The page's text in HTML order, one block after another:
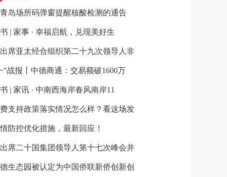
岛场所码弹窗提醒核酸检测的通告
| 家事 · 幸福启航，兑现美好生
席亚太经合组织第二十九次领导人非
”战报丨中德商通：交易额破1600万
| 家讯 · 中南西海岸春风南岸11
支持政策落实情况怎么样？看这场发
防控优化措施，最新回应！
席二十国集团领导人第十七次峰会并
生态园被认定为中国侨联新侨创新创